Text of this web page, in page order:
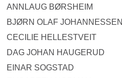
ANNLAUG BØRSHEIM
BJØRN OLAF JOHANNESSEN
CECILIE HELLESTVEIT
DAG JOHAN HAUGERUD
EINAR SOGSTAD